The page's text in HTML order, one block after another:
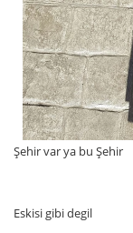
Şehir var ya bu Şehir
Eskisi gibi degil